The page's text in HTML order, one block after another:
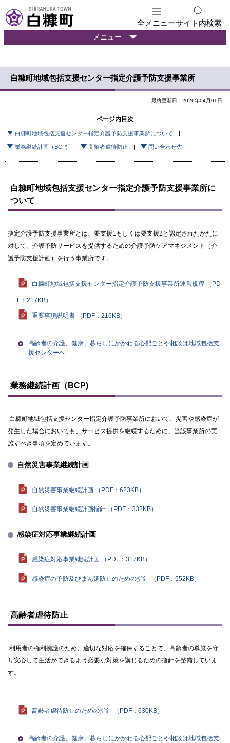
文
へ
ュ
へ
全メニューサイト内検索
暮
ら
の
情
報
メニュー
白糠町地域包括支援センター指定介護予防支援事業所
最終更新日：2026年04月01日
ページ内目次
白糠町地域包括支援センター指定介護予防支援事業所について
業務継続計画（BCP) 高齢者虐待防止 問い合わせ先
白糠町地域包括支援センター指定介護予防支援事業所に
ついて
指定介護予防支援事業所とは、要支援1もしくは要支援2と認定されたかたに
対して。介護予防サービスを提供するための介護予防ケアマネジメント（介
護予防支援計画）を行う事業所です。
白糠町地域包括支援センター指定介護予防支援事業所運営規程 （PD
F：217KB）
重要事項説明書 （PDF：216KB）
高齢者の介護、健康、暮らしにかかわる心配ごとや相談は地域包括支
援センターへ
ッ
プ
る
業務継続計画（BCP)
白糠町地域包括支援センター指定介護予防事業所において、災害や感染症が
発生した場合においても、サービス提供を継続するために、当該事業所の実
施すべき事項を定めています。
自然災害事業継続計画
自然災害事業継続計画 （PDF：623KB）
自然災害事業継続計画指針 （PDF：332KB）
感染症対応事業継続計画
感染症対応事業継続計画 （PDF：317KB）
感染症の予防及びまん延防止のための指針 （PDF：552KB）
ッ
る
高齢者虐待防止
利用者の権利擁護のため、適切な対応を確保することで、高齢者の尊厳を守
り安心して生活ができるよう必要な対策を講じるための指針を整備していま
す。
高齢者虐待防止のための指針 （PDF：630KB）
高齢者の介護、健康、暮らしにかかわる心配ごとや相談は地域包括支